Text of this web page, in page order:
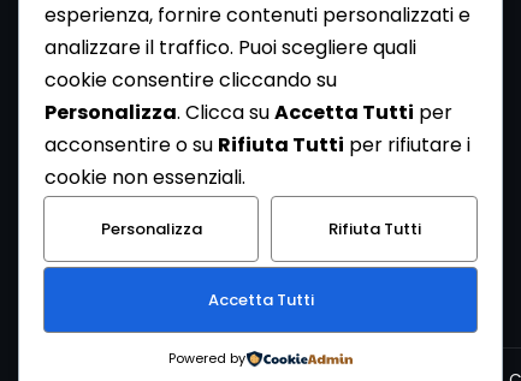
Redazione ArcheoMedia c/o Mediares S.c.
Via Gioberti 80/D - 10128 Torino
Tel 011.5806363 - Fax 011.5808561
http://www.mediares.to.it
http://www.didatticatorino.it
esperienza, fornire contenuti personalizzati e
analizzare il traffico. Puoi scegliere quali
cookie consentire cliccando su
Personalizza. Clicca suAccetta Tutti per
acconsentire o su Rifiuta Tutti per rifiutare i
cookie non essenziali.
Personalizza Rifiuta Tutti
Accetta Tutti
Powered by